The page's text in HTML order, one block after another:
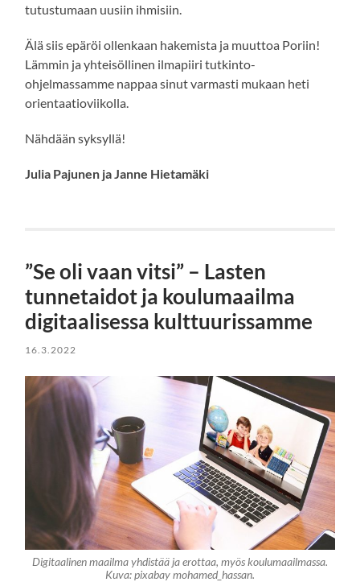
tutustumaan uusiin ihmisiin.
Älä siis epäröi ollenkaan hakemista ja muuttoa Poriin!
Lämmin ja yhteisöllinen ilmapiiri tutkinto-
ohjelmassamme nappaa sinut varmasti mukaan heti
orientaatioviikolla.
Nähdään syksyllä!
Julia Pajunen ja Janne Hietamäki
”Se oli vaan vitsi” – Lasten
tunnetaidot ja koulumaailma
digitaalisessa kulttuurissamme
16.3.2022
Digitaalinen maailma yhdistää ja erottaa, myös koulumaailmassa.
Kuva: pixabay mohamed_hassan.